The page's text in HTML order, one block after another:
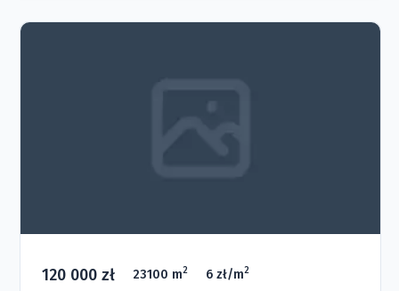
120 000 zł 23100 m2 6 zł/m2